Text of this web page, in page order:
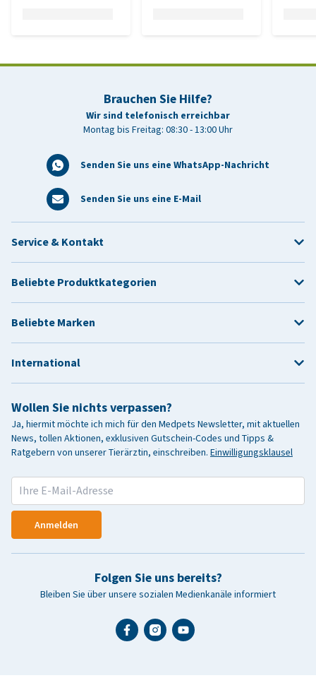
Brauchen Sie Hilfe?
Wir sind telefonisch erreichbar
Montag bis Freitag: 08:30 - 13:00 Uhr
Senden Sie uns eine WhatsApp-Nachricht
Senden Sie uns eine E-Mail
Wollen Sie nichts verpassen?
Ja, hiermit möchte ich mich für den Medpets Newsletter, mit aktuellen
News, tollen Aktionen, exklusiven Gutschein-Codes und Tipps &
Ratgebern von unserer Tierärztin, einschreiben. Einwilligungsklausel
Anmelden
Folgen Sie uns bereits?
Bleiben Sie über unsere sozialen Medienkanäle informiert
Service & Kontakt
Beliebte Produktkategorien
Beliebte Marken
International